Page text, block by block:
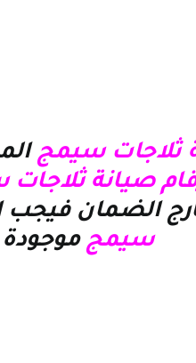
ثلاجات سيمج
صيانة
الضمان فيجب
سيمج